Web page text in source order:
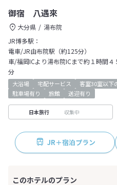
御宿 八遇來
大分県
湯布院
JR博多駅：
電車/JR由布院駅（約125分）
車/福岡ICより湯布院ICまで約１時間
分
大浴場 宅配サービス 客室30室以下
駐車場有り
旅館 送迎有り
日本旅行 収集中
JR＋宿泊プラン